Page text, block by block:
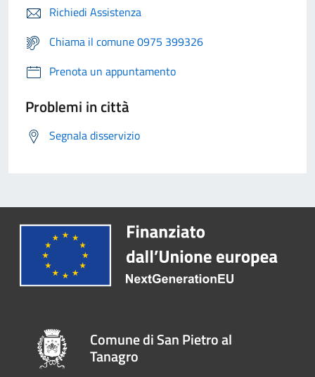
Richiedi Assistenza
Chiama il comune 0975 399326
Prenota un appuntamento
Problemi in città
Segnala disservizio
Comune di San Pietro al
Tanagro